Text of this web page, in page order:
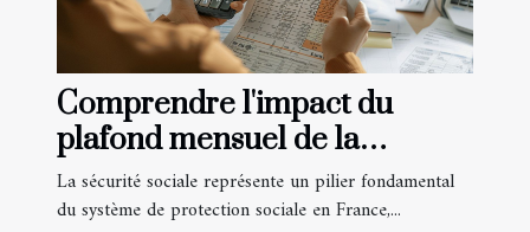
Comprendre l'impact du
plafond mensuel de la
sécurité sociale sur les
remboursements
La sécurité sociale représente un pilier fondamental
du système de protection sociale en France,...